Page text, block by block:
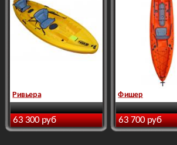
Ривьера
63 300 руб
Фишер
63 700 руб